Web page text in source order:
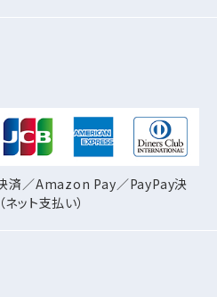
済／Amazon Pay／PayPay決
ネット支払い）